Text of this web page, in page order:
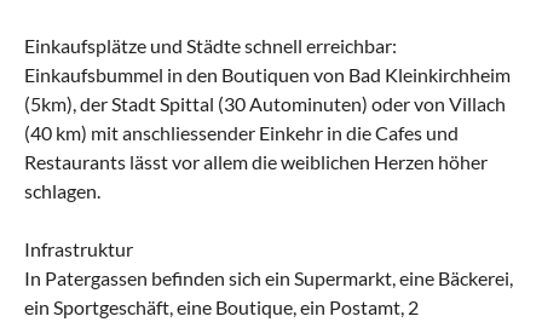
Einkaufsplätze und Städte schnell erreichbar:
Einkaufsbummel in den Boutiquen von Bad Kleinkirchheim
(5km), der Stadt Spittal (30 Autominuten) oder von Villach
(40 km) mit anschliessender Einkehr in die Cafes und
Restaurants lässt vor allem die weiblichen Herzen höher
schlagen.
Infrastruktur
In Patergassen befinden sich ein Supermarkt, eine Bäckerei,
ein Sportgeschäft, eine Boutique, ein Postamt, 2